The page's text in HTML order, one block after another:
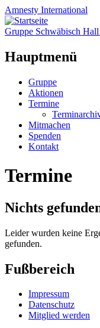
Amnesty International
Gruppe Schwäbisch
Hauptmenü
Zum
Inhalt
springen
Gruppe
Aktionen
Termine
Mitmachen
Spenden
Kontakt
Termine
Nichts
Leider wurden keine
gefunden.
Fußbereich
Impressum
Datenschutz
Mitglied werden